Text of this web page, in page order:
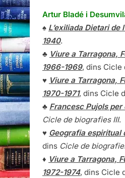
Artur Bladé i
♠ L’exiliada Dietari de
1940.
♣ Viure a Tarragona,
1966-1969, dins Cicle
♥ Viure a Tarragona,
1970-1971, dins Cicle
♣ Francesc Pujols
Cicle de biografies III.
♥ Geografia espiritual
dins Cicle de
♦ Viure a Tarragona,
1972-1974, dins Cicle